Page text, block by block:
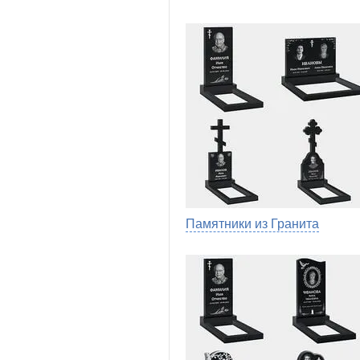
Памятники из Гранита